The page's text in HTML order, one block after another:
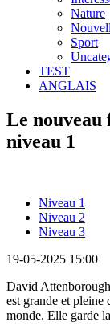
Nature
Sport
TEST
ANGLAIS
Le
niveau 1
Niveau 1
Niveau 2
Niveau 3
19-05-2025 15:00
David
est grande et pleine
monde. Elle garde